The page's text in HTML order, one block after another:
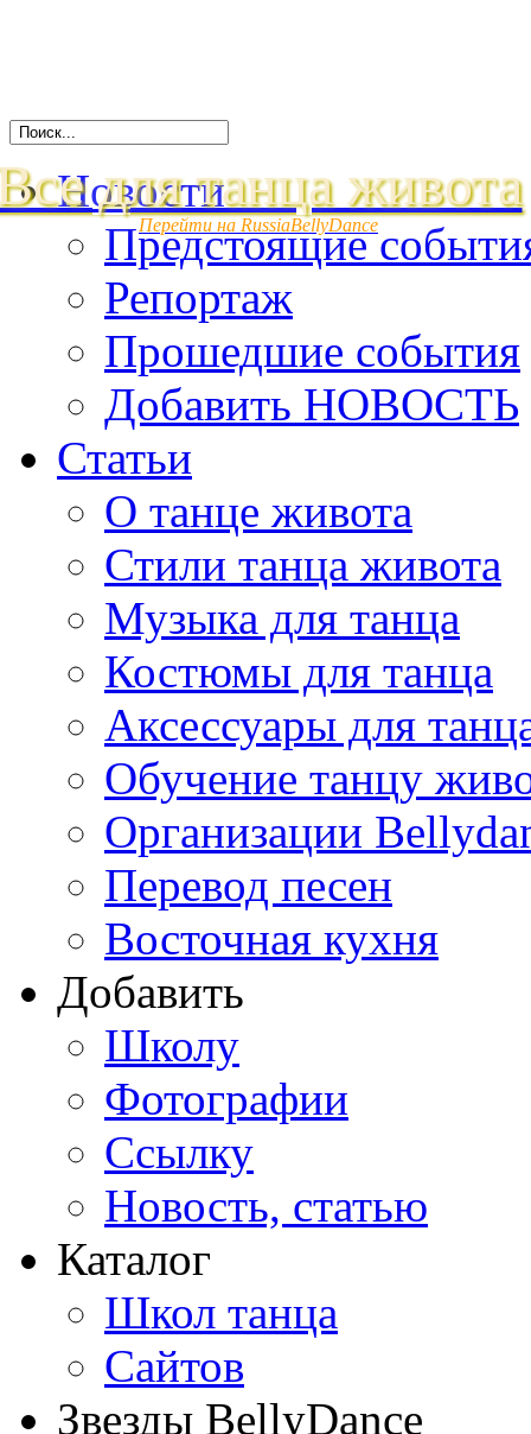
для танца живота
Перейти на RussiaBellyDance
Новости
Предстоящие
Репортаж
Прошедшие события
Добавить НОВОСТЬ
Статьи
О танце живота
Стили танца живота
Музыка для танца
Костюмы для танца
Аксессуары для
Обучение танцу
Организации
Перевод песен
Восточная кухня
Добавить
Школу
Фотографии
Ссылку
Новость, статью
Каталог
Школ танца
Сайтов
Звезды BellyDance